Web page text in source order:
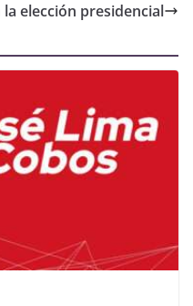
elección presidencial